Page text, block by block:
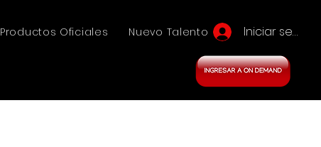
Productos Oficiales Nuevo Talento Iniciar sesión